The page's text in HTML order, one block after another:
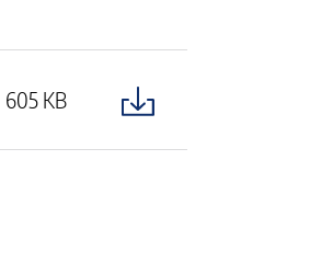
605 KB